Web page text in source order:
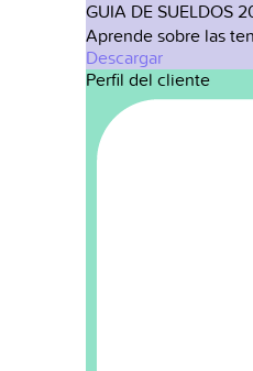
GUIA DE SUELDOS
Aprende sobre las
Descargar
Perfil del cliente